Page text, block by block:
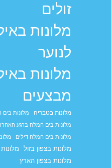
זולים
מלונות
לנוער
מלונות
מבצעים
מלונות בטבריה
מלונות בים
מלונות בים המלח ברגע
מלונות בים המלח דילים
מלונות בצפון בזול
מלונות בצפון הארץ